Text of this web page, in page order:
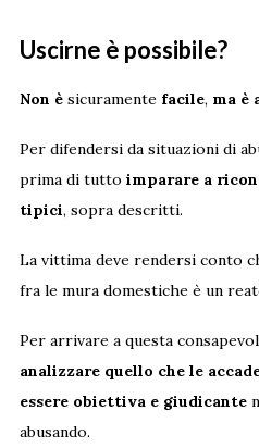
Uscirne è possibile?
Non èsicuramente facile, ma è
Per difendersi da situazioni di
prima di tutto imparare a
tipici, sopra descritti.
La vittima deve rendersi conto
fra le mura domestiche è un
Per arrivare a questa
analizzare quello che le
essere obiettiva e giudicante
abusando.